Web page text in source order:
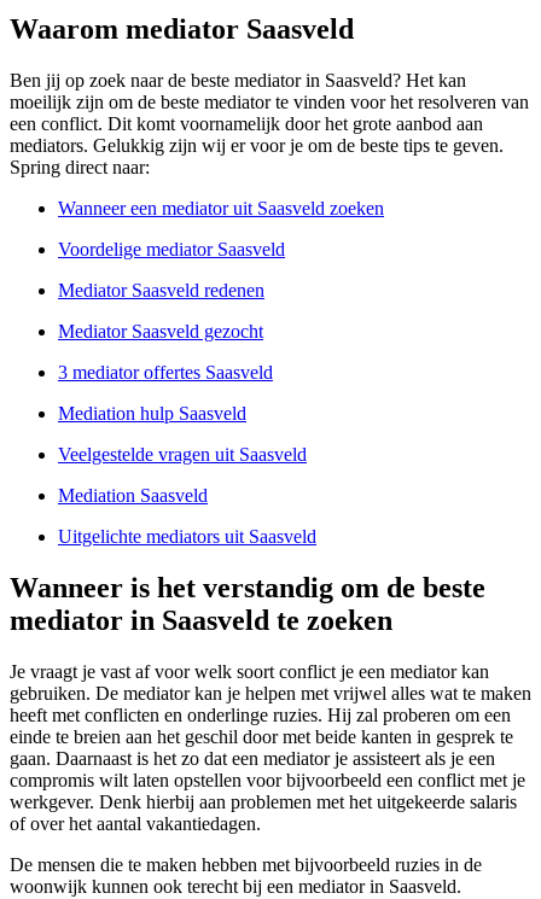
Waarom mediator Saasveld
Ben jij op zoek naar de beste mediator in Saasveld? Het kan
moeilijk zijn om de beste mediator te vinden voor het resolveren van
een conflict. Dit komt voornamelijk door het grote aanbod aan
mediators. Gelukkig zijn wij er voor je om de beste tips te geven.
Spring direct naar:
Wanneer een mediator uit Saasveld zoeken
Voordelige mediator Saasveld
Mediator Saasveld redenen
Mediator Saasveld gezocht
3 mediator offertes Saasveld
Mediation hulp Saasveld
Veelgestelde vragen uit Saasveld
Mediation Saasveld
Uitgelichte mediators uit Saasveld
Wanneer is het verstandig om de beste
mediator in Saasveld te zoeken
Je vraagt je vast af voor welk soort conflict je een mediator kan
gebruiken. De mediator kan je helpen met vrijwel alles wat te maken
heeft met conflicten en onderlinge ruzies. Hij zal proberen om een
einde te breien aan het geschil door met beide kanten in gesprek te
gaan. Daarnaast is het zo dat een mediator je assisteert als je een
compromis wilt laten opstellen voor bijvoorbeeld een conflict met je
werkgever. Denk hierbij aan problemen met het uitgekeerde salaris
of over het aantal vakantiedagen.
De mensen die te maken hebben met bijvoorbeeld ruzies in de
woonwijk kunnen ook terecht bij een mediator in Saasveld.